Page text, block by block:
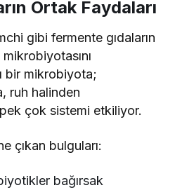
Ortak Faydaları
gibi fermente gıdaların
bir mikrobiyota;
ruh halinden
çok sistemi etkiliyor.
çıkan bulguları:
bağırsak